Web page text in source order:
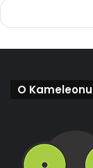
O Kameleonu